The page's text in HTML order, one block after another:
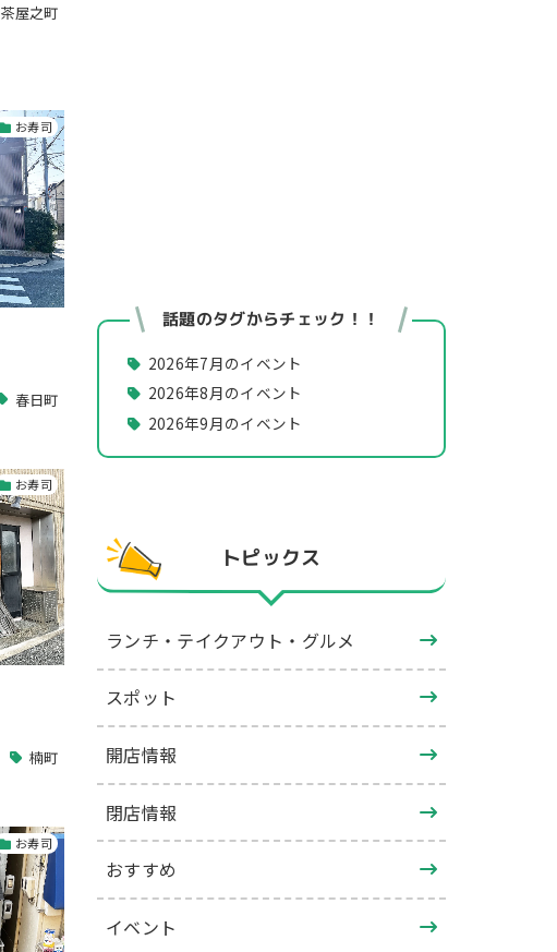
茶屋之町
お寿司
春日町
お寿司
楠町
お寿司
話題のタグからチェック！！
2026年7月のイベント
2026年8月のイベント
2026年9月のイベント
トピックス
ランチ・テイクアウト・グルメ
スポット
開店情報
閉店情報
おすすめ
イベント